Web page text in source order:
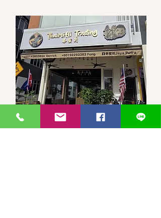
馬來西亞-新山-分行 泰蜜莉JP